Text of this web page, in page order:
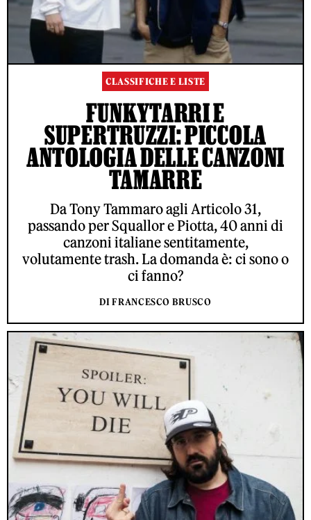
CLASSIFICHE E LISTE
FUNKYTARRI E
SUPERTRUZZI: PICCOLA
ANTOLOGIA DELLE CANZONI
TAMARRE
Da Tony Tammaro agli Articolo 31,
passando per Squallor e Piotta, 40 anni di
canzoni italiane sentitamente,
volutamente trash. La domanda è: ci sono o
ci fanno?
DI FRANCESCO BRUSCO